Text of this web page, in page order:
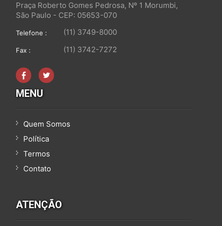
Praça Roberto Gomes Pedrosa, Nº 1 Morumbi,
São Paulo - CEP: 05653-070
Telefone : (11) 3749-8000
Fax : (11) 3742-7272
MENU
Quem Somos
Política
Termos
Contato
ATENÇÃO